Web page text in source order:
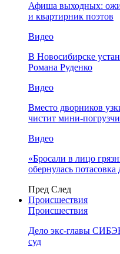
Афиша выходных:
и квартирник поэтов
Видео
В Новосибирске
Романа Руденко
Видео
Вместо дворников
чистит мини-
Видео
«Бросали в лицо
обернулась
Пред След
Происшествия
Происшествия
Дело экс-главы
суд